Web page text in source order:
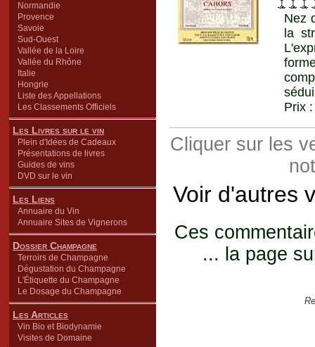
Normandie
Provence
Savoie
Sud-Ouest
Vallée de la Loire
Vallée du Rhône
Italie
Hongrie
Liste des Appellations
Les Classements Officiels
Les Livres sur le vin
Plein d'Idées de Cadeaux
Présentations de livres
Guides de vins
DVD sur le vin
Les Liens
Annuaire du Vin
Annuaire Sites de Vignerons
Dossier Champagne
Terroirs de Champagne
Dégustation du Champagne
L'Étiquette du Champagne
Le Dosage du Champagne
Les Articles
Vin Bio et Biodynamie
Visites de Domaine
Nez
la
Prix
Cliquer sur les
Voir d'autres
Ces
... la page